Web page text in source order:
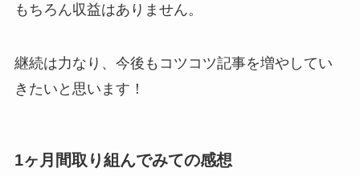
もちろん収益はありません。
継続は力なり、今後もコツコツ記事を増やしてい
きたいと思います！
1ヶ月間取り組んでみての感想